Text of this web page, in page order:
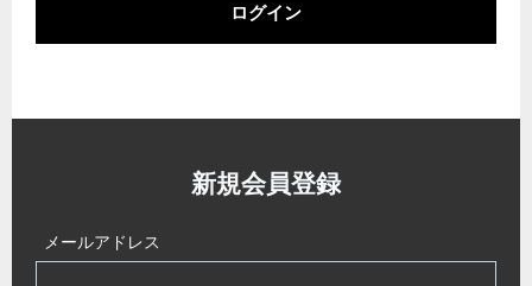
ログイン
新規会員登録
メールアドレス